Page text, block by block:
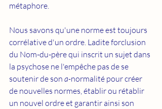
métaphore.
Nous savons qu'une norme est toujours
corrélative d'un ordre. Ladite forclusion
du Nom-du-père qui inscrit un sujet dans
la psychose ne l'empêche pas de se
soutenir de son a-normalité pour créer
de nouvelles normes, établir ou rétablir
un nouvel ordre et garantir ainsi son